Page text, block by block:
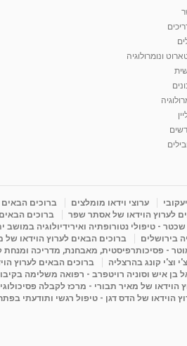
ונומרולוגיה
ערוצי וידאו מומלצים ברוכים הבאים
לערוץ הוידאו של אסתר שפר ברוכים
- טיפולי נטורופתיה ואירידיולוגיה במושב
בירושלים
ברוכים הבאים לערוץ הוידאו של
- פסיכותרפיסטית, מאבחנת, מדריכה ומנחת
וצ'י קונג בהרצליה
ברוכים הבאים לערוץ
בן איש וסוניה רויטפרב - רפואה משלימה
הוידאו של מאיר תבורי - מרכז לקבלה
הוידאו של הדס דגן - טיפול רגשי ותודעתי